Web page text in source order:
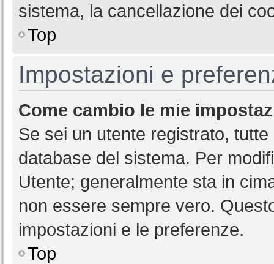
sistema, la cancellazione dei
Top
Impostazioni e
Come cambio le mie
Se sei un utente registrato,
database del sistema. Per
Utente; generalmente sta in
non essere sempre vero.
impostazioni e le preferenze.
Top